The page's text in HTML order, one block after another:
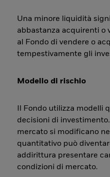
Una minore liquidità
abbastanza acquirenti o
al Fondo di vendere o
tempestivamente gli
Modello di rischio
Il Fondo utilizza modelli
decisioni di
mercato si modificano
quantitativo può
addirittura presentare
condizioni di mercato.